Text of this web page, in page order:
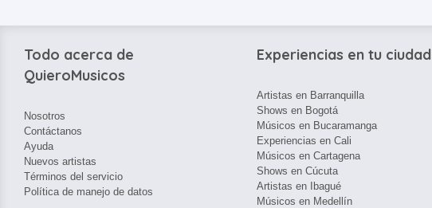
Todo acerca de
QuieroMusicos
Nosotros
Contáctanos
Ayuda
Nuevos artistas
Términos del servicio
Política de manejo de datos
Experiencias en tu ciudad
Artistas en Barranquilla
Shows en Bogotá
Músicos en Bucaramanga
Experiencias en Cali
Músicos en Cartagena
Shows en Cúcuta
Artistas en Ibagué
Músicos en Medellín